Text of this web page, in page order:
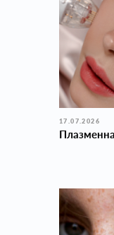
17.07.2026